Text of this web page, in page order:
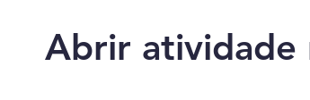
Abrir atividade